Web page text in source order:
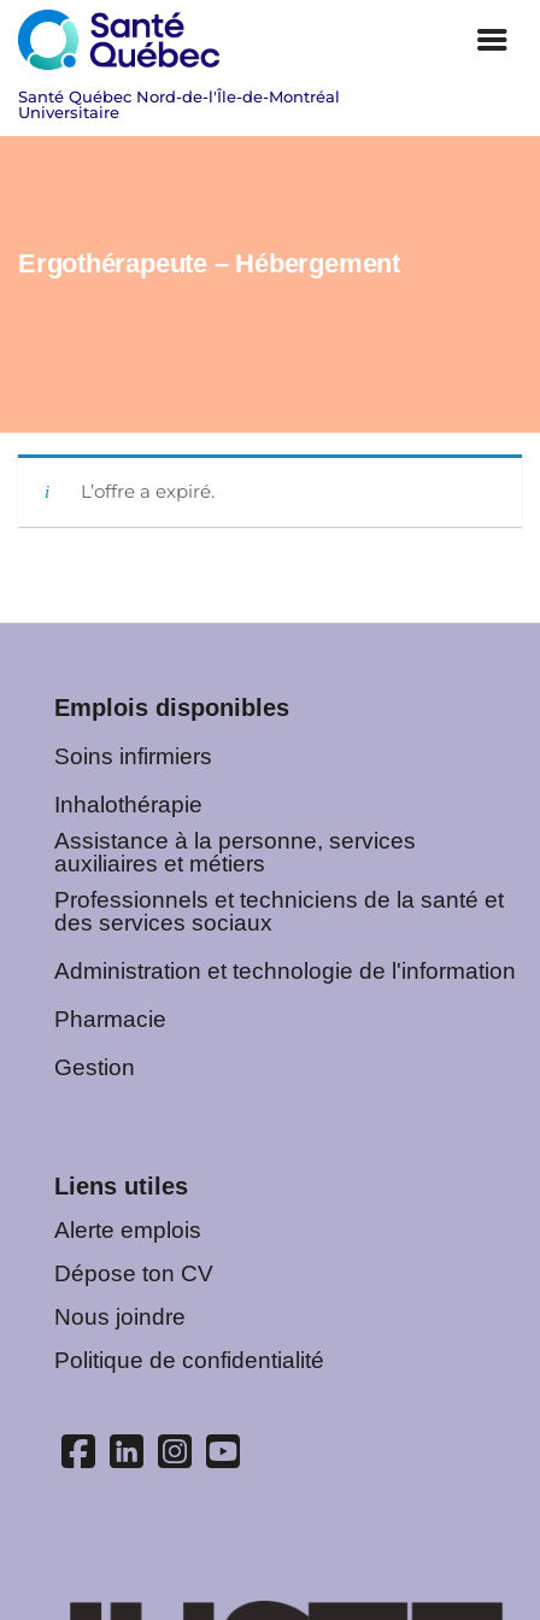
Ergothérapeute – Hébergement
L’offre a expiré.
Emplois disponibles
Soins infirmiers
Inhalothérapie
Assistance à la personne, services
auxiliaires et métiers
Professionnels et techniciens de la santé et
des services sociaux
Administration et technologie de l'information
Pharmacie
Gestion
Liens utiles
Alerte emplois
Dépose ton CV
Nous joindre
Politique de confidentialité